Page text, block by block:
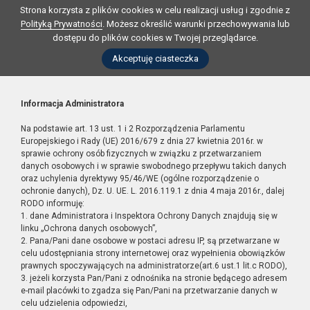
Strona korzysta z plików cookies w celu realizacji usług i zgodnie z
Polityką Prywatności. Możesz określić warunki przechowywania lub
dostępu do plików cookies w Twojej przeglądarce.
Akceptuję ciasteczka
Informacja Administratora
Na podstawie art. 13 ust. 1 i 2 Rozporządzenia Parlamentu
Europejskiego i Rady (UE) 2016/679 z dnia 27 kwietnia 2016r. w
sprawie ochrony osób fizycznych w związku z przetwarzaniem
danych osobowych i w sprawie swobodnego przepływu takich danych
oraz uchylenia dyrektywy 95/46/WE (ogólne rozporządzenie o
ochronie danych), Dz. U. UE. L. 2016.119.1 z dnia 4 maja 2016r., dalej
RODO informuję:
1. dane Administratora i Inspektora Ochrony Danych znajdują się w
linku „Ochrona danych osobowych”,
2. Pana/Pani dane osobowe w postaci adresu IP, są przetwarzane w
celu udostępniania strony internetowej oraz wypełnienia obowiązków
prawnych spoczywających na administratorze(art.6 ust.1 lit.c RODO),
3. jeżeli korzysta Pan/Pani z odnośnika na stronie będącego adresem
e-mail placówki to zgadza się Pan/Pani na przetwarzanie danych w
celu udzielenia odpowiedzi,